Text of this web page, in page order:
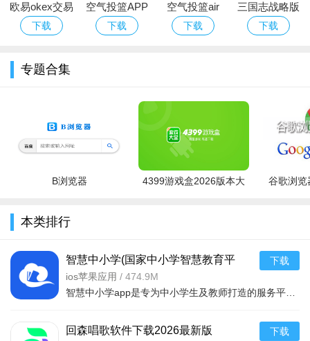
课程的便捷所在。
推荐理由
加快推进基础教育高质量发展和教育现代化建设，教育部在
欧易okex交易
所苹果版
下载
空气投篮APP
最新官方版
下载
空气投篮air
shot下载2026
下载
三国志战略版
变态版ios
下载
专题合集
B浏览器
4399游戏盒2026版本大
谷歌浏览
本类排行
智慧中小学(国家中小学智慧教育平
台)app下载最新ios版v8.0.7官方版
ios苹果应用 / 474.9M
下载
回森唱歌软件下载2026最新版
下载